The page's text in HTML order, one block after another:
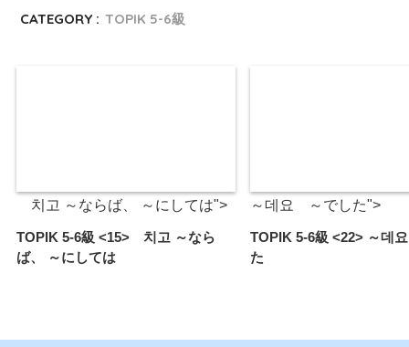
CATEGORY : TOPIK 5-6級
치고 ～ならば、 ～にしては">
TOPIK 5-6級 <15> 치고 ～なら
ば、 ～にしては
～데요 ～でした">
TOPIK 5-6級 <22> ～데
た